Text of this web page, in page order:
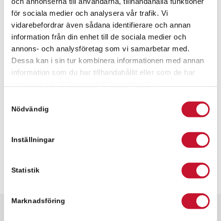
för sociala medier och analysera vår trafik. Vi
vidarebefordrar även sådana identifierare och annan
information från din enhet till de sociala medier och
annons- och analysföretag som vi samarbetar med.
Dessa kan i sin tur kombinera informationen med annan
information som du har tillhandahållit eller som de har
Nödvändig
Inställningar
Statistik
Marknadsföring
+46 736 630029
Meddelande